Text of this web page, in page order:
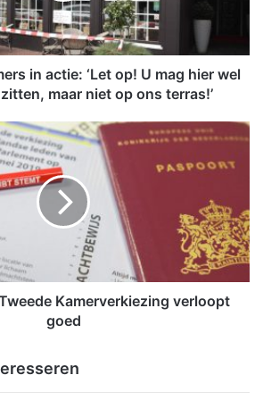
in actie: ‘Let op! U mag hier wel
maar niet op ons terras!’
Kamerverkiezing verloopt
goed